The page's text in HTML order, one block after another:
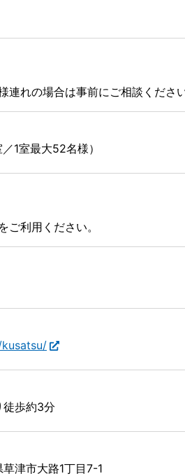
連れの場合は事前にご相談ください
1室最大52名様）
ご利用ください。
歩約3分
津市大路1丁目7-1